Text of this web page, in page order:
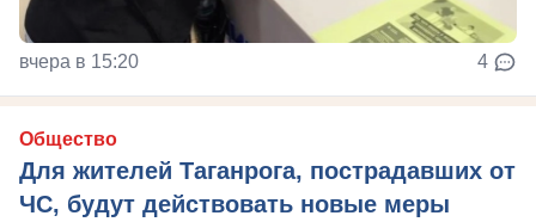
вчера в 15:20 4
Общество
Для жителей Таганрога, пострадавших от
ЧС, будут действовать новые меры